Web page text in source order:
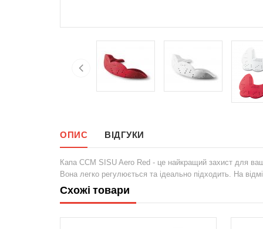
ОПИС ВІДГУКИ
Капа CCM SISU Aero Red - це найкращий захист для
Вона легко регулюється та ідеально підходить. На
Схожі товари